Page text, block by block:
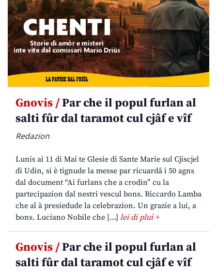
Gnovis /Par che il popul furlan al
salti fûr dal taramot cul cjâf e vîf
Redazion
Lunis ai 11 di Mai te Glesie di Sante Marie sul Cjiscjel
di Udin, si è tignude la messe par ricuardâ i 50 agns
dal document “Ai furlans che a crodin” cu la
partecipazion dal nestri vescul bons. Riccardo Lamba
che al à presiedude la celebrazion. Un grazie a lui, a
bons. Luciano Nobile che […] lei di plui +
Gnovis /Par che il popul furlan al
salti fûr dal taramot cul cjâf e vîf